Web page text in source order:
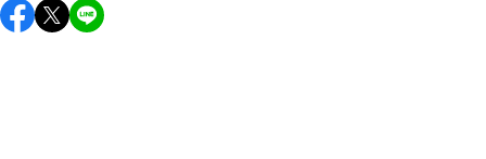
A
し上がりください。